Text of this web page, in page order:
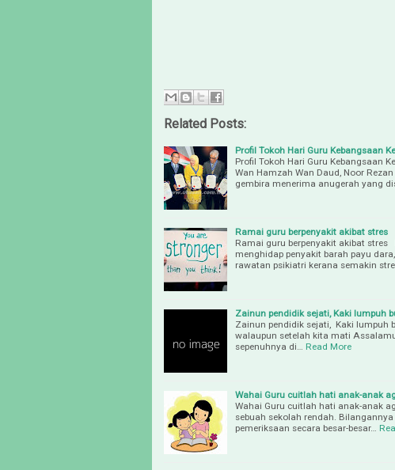
Related Posts:
Profil Tokoh Hari Guru Kebangsaan
Profil Tokoh Hari Guru Kebangsaan
Wan Hamzah Wan Daud, Noor
gembira menerima anugerah yang
Ramai guru berpenyakit akibat stres
Ramai guru berpenyakit akibat stres
menghidap penyakit barah payu
rawatan psikiatri kerana semakin
Zainun pendidik sejati, Kaki lumpuh
Zainun pendidik sejati, Kaki
walaupun setelah kita mati
sepenuhnya di… Read More
Wahai Guru cuitlah hati anak-anak
Wahai Guru cuitlah hati anak-anak
sebuah sekolah rendah.
pemeriksaan secara besar-besar…